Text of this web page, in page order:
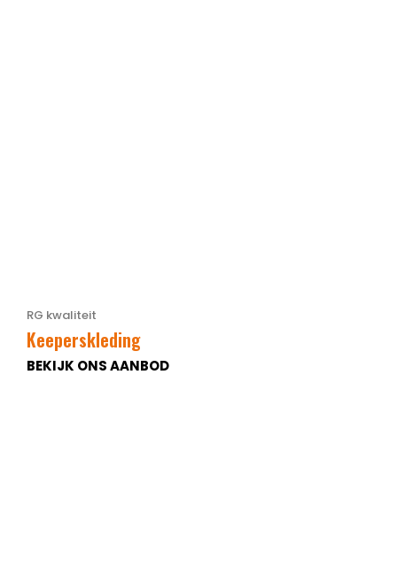
RG kwaliteit
Keeperskleding
BEKIJK ONS AANBOD